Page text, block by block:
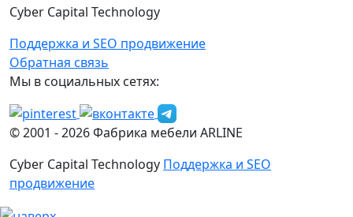
Cyber Capital Technology
Поддержка и SEO продвижение
Обратная связь
Мы в социальных сетях:
© 2001 -2026Фабрика мебели ARLINE
Cyber Capital Technology Поддержка и SEO
продвижение